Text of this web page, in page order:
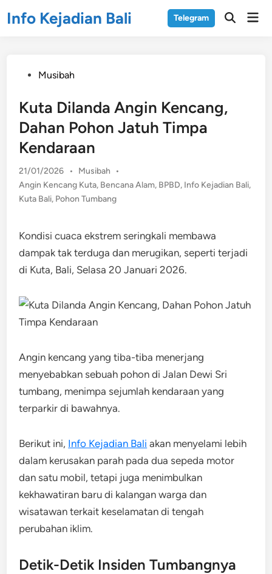
toInfo Kejadian Bali Telegram
Open
PostedMusibah
Kuta Dilanda Angin Kencang,
Dahan Pohon Jatuh Timpa
Kendaraan
21/01/2026 •
Posted
in
Musibah
•
Angin Kencang Kuta, Bencana Alam, BPBD, Info Kejadian Bali,
Kuta Bali, Pohon Tumbang
Kondisi cuaca ekstrem seringkali membawa
dampak tak terduga dan merugikan, seperti terjadi
di Kuta, Bali, Selasa 20 Januari 2026.
Angin kencang yang tiba-tiba menerjang
menyebabkan sebuah pohon di Jalan Dewi Sri
tumbang, menimpa sejumlah kendaraan yang
terparkir di bawahnya.
Berikut ini, Info Kejadian Bali akan menyelami lebih
dalam kerusakan parah pada dua sepeda motor
dan satu mobil, tetapi juga menimbulkan
kekhawatiran baru di kalangan warga dan
wisatawan terkait keselamatan di tengah
perubahan iklim.
Detik-Detik Insiden Tumbangnya